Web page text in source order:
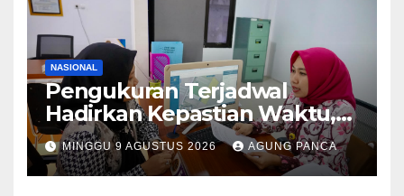
NASIONAL
Pengukuran Terjadwal
Hadirkan Kepastian Waktu,
Masyarakat Tak Perlu Lama
Menunggu Layanan
Pertanahan
MINGGU 9 AGUSTUS 2026 AGUNG PANCA